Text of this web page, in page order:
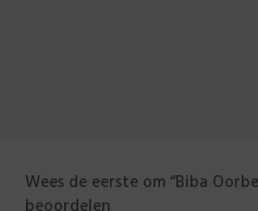
Wees de eerste om “Biba